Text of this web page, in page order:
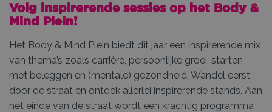
Volg inspirerende sessies op het Body &
Mind Plein!
Het Body & Mind Plein biedt dit jaar een inspirerende mix
van thema’s zoals carrière, persoonlijke groei, starten
met beleggen en (mentale) gezondheid. Wandel eerst
door de straat en ontdek allerlei inspirerende stands. Aan
het einde van de straat wordt een krachtig programma